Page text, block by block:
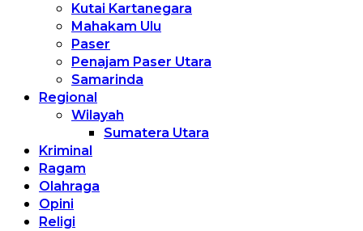
Kutai Kartanegara
Mahakam Ulu
Paser
Penajam Paser Utara
Samarinda
Regional
Wilayah
Sumatera Utara
Kriminal
Ragam
Olahraga
Opini
Religi